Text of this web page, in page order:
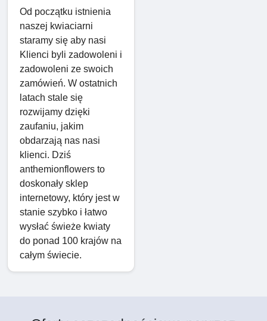
Od początku istnienia
naszej kwiaciarni
staramy się aby nasi
Klienci byli zadowoleni i
zadowoleni ze swoich
zamówień. W ostatnich
latach stale się
rozwijamy dzięki
zaufaniu, jakim
obdarzają nas nasi
klienci. Dziś
anthemionflowers to
doskonały sklep
internetowy, który jest w
stanie szybko i łatwo
wysłać świeże kwiaty
do ponad 100 krajów na
całym świecie.